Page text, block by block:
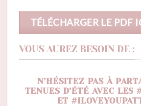
TÉLÉCHARGER LE PDF
VOUS AUREZ BESOIN DE :
N’HÉSITEZ PAS À
TENUES D’ÉTÉ AVEC LES
ET